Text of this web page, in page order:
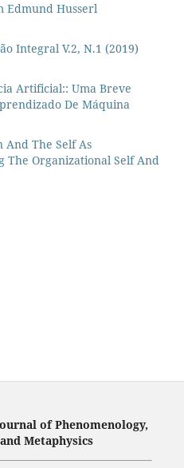
Edmund Husserl
Integral V.2, N.1 (2019)
Artificial:: Uma Breve
De Máquina
And The Self As
The Organizational Self And
of Phenomenology,
Metaphysics